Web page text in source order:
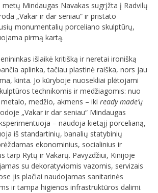
metų Mindaugas Navakas sugrįžta į Radvilų
„Vakar ir dar seniau“ ir pristato
monumentalių porceliano skulptūrų,
pirmą kartą.
išlaikė kritišką ir neretai ironišką
aplinka, tačiau plastinė raiška, nors jau
kinta. Jo kūryboje nuosekliai plėtojami
technikomis ir medžiagomis: nuo
medžio, akmens – iki ready made’ų
„Vakar ir dar seniau“ Mindaugas
– naudoja kietąjį porcelianą,
iš standartinių, banalių statybinių
ekonominius, socialinius ir
tarp Rytų ir Vakarų. Pavyzdžiui, Kinijoje
su dekoratyviomis vazomis, servizais
jis plačiai naudojamas sanitarinės
ir tampa higienos infrastruktūros dalimi.